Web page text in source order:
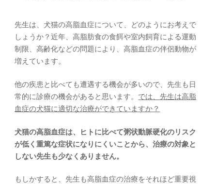
先生は、犬猫の高脂血症について、どのようにお考えで
しょうか？近年、高脂肪食の食餌や室内飼育による運動
制限、高齢化などの問題により、高脂血症の伴侶動物が
増えています。
他の疾患と比べても遭遇する機会が多いので、先生も日
常的に診療の機会があると思います。 では、先生は高脂
血症の犬猫に適切な治療ができていますか？
犬猫の高脂血症は、ヒトに比べて粥状動脈硬化のリスク
が低く重篤な症状になりにくいことから、治療の対象と
しない先生も少なくありません。
もしかすると、先生も高脂血症の治療をそれほど重要視